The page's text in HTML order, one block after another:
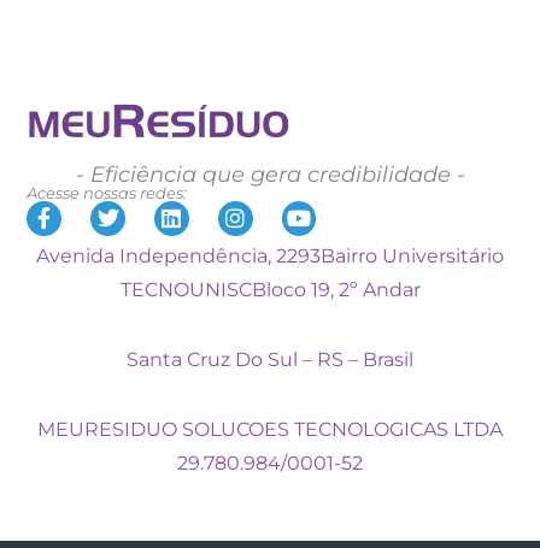
- Eficiência que gera credibilidade -
Acesse nossas redes:
Avenida Independência, 2293Bairro Universitário
TECNOUNISCBloco 19, 2º Andar
Santa Cruz Do Sul – RS – Brasil
MEURESIDUO SOLUCOES TECNOLOGICAS LTDA
29.780.984/0001-52